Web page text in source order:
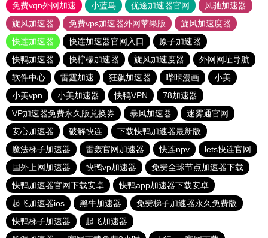
免费vqn外网加速
小蓝鸟 优途加速器官网
风驰加速器
旋风加速器
免费vps加速器外网苹果版
旋风加速度器
快连加速器
快连加速器官网入口
原子加速器
快鸭加速器
快柠檬加速器 旋风加速度器
外网网址导航
软件中心
雷霆加速 狂飙加速器 哔咔漫画
小美
小美vpn
小美加速器 快鸭VPN
78加速器
VP加速器免费永久版兑换券
暴风加速器
迷雾通官网
安心加速器
破解快连
下载快鸭加速器最新版
魔法梯子加速器
雷轰官网加速器 快连npv
lets快连官网
国外上网加速器
快鸭vp加速器
免费全球节点加速器下载
快鸭加速器官网下载安卓
快鸭app加速器下载安卓
起飞加速器ios
黑牛加速器
免费梯子加速器永久免费版
快鸭梯子加速器
起飞加速器